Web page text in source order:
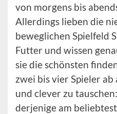
von morgens bis
Allerdings lieben die
beweglichen Spielfeld
Futter und wissen
sie die schönsten
zwei bis vier Spieler
und clever zu
derjenige am